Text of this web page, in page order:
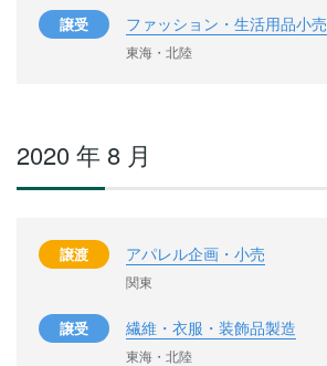
譲受 ファッション・生活用品小売
東海・北陸
2020 年 8 月
譲渡 アパレル企画・小売
関東
譲受 繊維・衣服・装飾品製造
東海・北陸